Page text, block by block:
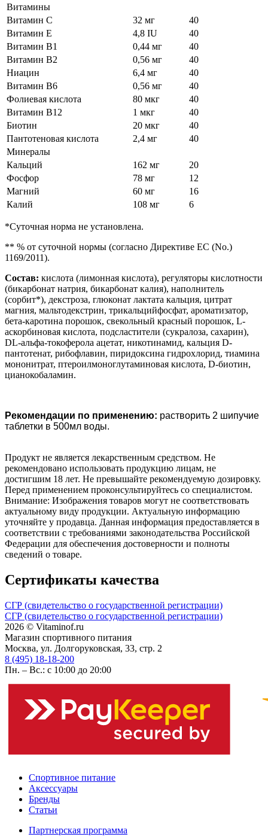
Витамины
Витамин С
32 мг
40
Витамин E
4,8 IU
40
Витамин B1
0,44 мг
40
Витамин B2
0,56 мг
40
Ниацин
6,4 мг
40
Витамин B6
0,56 мг
40
Фолиевая кислота
80 мкг
40
Витамин B12
1 мкг
40
Биотин
20 мкг
40
Пантотеновая кислота
2,4 мг
40
Минералы
Кальций
162 мг
20
Фосфор
78 мг
12
Магний
60 мг
16
Калий
108 мг 6
*Суточная норма не установлена.
** % от суточной нормы (согласно Директиве ЕС (No.)
1169/2011).
Состав: кислота (лимонная кислота), регуляторы кислотности
(бикарбонат натрия, бикарбонат калия), наполнитель
(сорбит*), декстроза, глюконат лактата кальция, цитрат
магния, мальтодекстрин, трикальцийфосфат, ароматизатор,
бета-каротина порошок, свекольный красный порошок, L-
аскорбиновая кислота, подсластители (сукралоза, сахарин),
DL-альфа-токоферола ацетат, никотинамид, кальция D-
пантотенат, рибофлавин, пиридоксина гидрохлорид, тиамина
мононитрат, птероилмоноглутаминовая кислота, D-биотин,
цианокобаламин.
Рекомендации по применению: растворить 2 шипучие
таблетки в 500мл воды.
Продукт не является лекарственным средством. Не
рекомендовано использовать продукцию лицам, не
достигшим 18 лет. Не превышайте рекомендуемую дозировку.
Перед применением проконсультируйтесь со специалистом.
Внимание: Изображения товаров могут не соответствовать
актуальному виду продукции. Актуальную информацию
уточняйте у продавца. Данная информация предоставляется в
соответствии с требованиями законодательства Российской
Федерации для обеспечения достоверности и полноты
сведений о товаре.
Сертификаты качества
СГР (свидетельство о государственной регистрации)
СГР (свидетельство о государственной регистрации)
2026 © Vitaminof.ru
Магазин спортивного питания
Москва, ул. Долгоруковская, 33, стр. 2
8 (495) 18-18-200
Пн. – Вс.: с 10:00 до 20:00
Спортивное питание
Аксессуары
Бренды
Статьи
Партнерская программа